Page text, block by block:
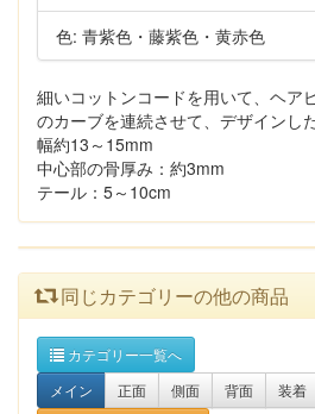
色: 青紫色・藤紫色・黄赤色
細いコットンコードを用いて、ヘア
のカーブを連続させて、デザインし
幅約13～15mm
中心部の骨厚み：約3mm
テール：5～10cm
同じカテゴリーの他の商品
カテゴリー一覧へ
メイン
正面 側面 背面
装着